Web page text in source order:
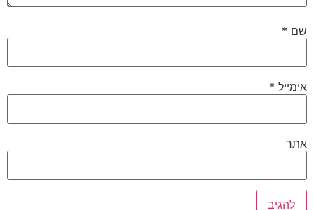
שם *
אימייל *
אתר